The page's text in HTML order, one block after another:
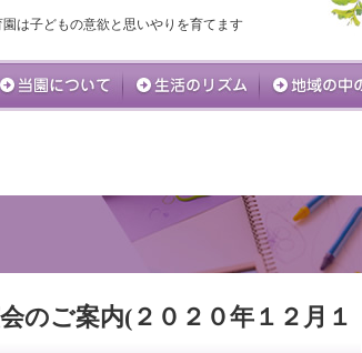
は子どもの意欲と思いやりを育てます
のご案内(２０２０年１２月１